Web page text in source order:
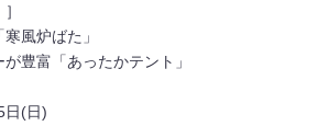
風炉ばた」
富「あったかテント」
(日)